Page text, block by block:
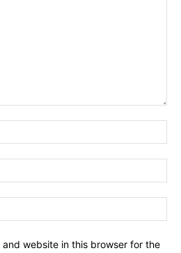
and website in this browser for the